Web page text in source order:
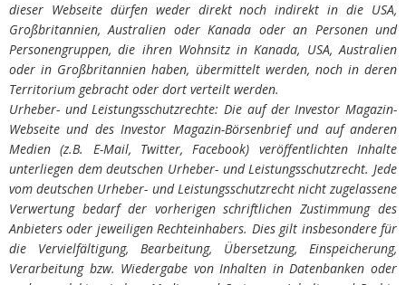
dieser Webseite dürfen weder direkt noch indirekt in die USA,
Großbritannien, Australien oder Kanada oder an Personen und
Personengruppen, die ihren Wohnsitz in Kanada, USA, Australien
oder in Großbritannien haben, übermittelt werden, noch in deren
Territorium gebracht oder dort verteilt werden.
Urheber- und Leistungsschutzrechte: Die auf der Investor Magazin-
Webseite und des Investor Magazin-Börsenbrief und auf anderen
Medien (z.B. E-Mail, Twitter, Facebook) veröffentlichten Inhalte
unterliegen dem deutschen Urheber- und Leistungsschutzrecht. Jede
vom deutschen Urheber- und Leistungsschutzrecht nicht zugelassene
Verwertung bedarf der vorherigen schriftlichen Zustimmung des
Anbieters oder jeweiligen Rechteinhabers. Dies gilt insbesondere für
die Vervielfältigung, Bearbeitung, Übersetzung, Einspeicherung,
Verarbeitung bzw. Wiedergabe von Inhalten in Datenbanken oder